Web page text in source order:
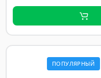
ПОПУЛЯРНЫЙ